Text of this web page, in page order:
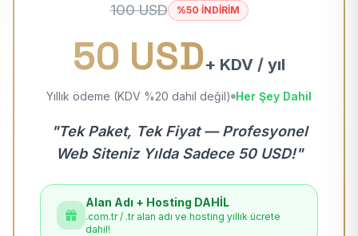
100 USD %50 İNDİRİM
50 USD+ KDV / yıl
Yıllık ödeme (KDV %20 dahil değil) Her Şey Dahil
"Tek Paket, Tek Fiyat — Profesyonel
Web Siteniz Yılda Sadece 50 USD!"
Alan Adı + Hosting DAHİL
.com.tr / .tr alan adı ve hosting yıllık ücrete
dahil!